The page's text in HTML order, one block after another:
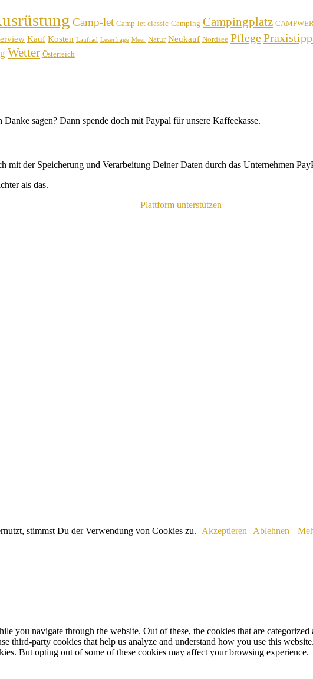
Camp-let Camp-let classic Camping Campingplatz
Kauf Kosten Laufrad Leserfrage Meer Natur Neukauf Nordsee Pflege
Wetter Österreich
sagen? Dann spende doch mit Paypal für unsere Kaffeekasse.
der Speicherung und Verarbeitung Deiner Daten durch das Unternehmen
als das.
Plattform unterstützen
stimmst Du der Verwendung von Cookies zu. Akzeptieren Ablehnen
you navigate through the website. Out of these, the cookies that are categorized
third-party cookies that help us analyze and understand how you use this
But opting out of some of these cookies may affect your browsing experience.